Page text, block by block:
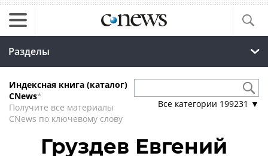
Разделы
Индексная книга (каталог)
CNews*
Получите все материалы
CNews по ключевому слову
Все категории 199231 ▼
Груздев Евгений